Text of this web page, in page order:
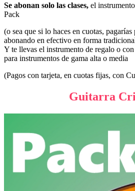
Se abonan solo las clases, el
Pack
(o sea que si lo haces en cuotas,
abonando en efectivo en forma
Y te llevas el instrumento de regalo o
para instrumentos de gama alta o media
(Pagos con tarjeta, en cuotas fijas, con
Guitarra